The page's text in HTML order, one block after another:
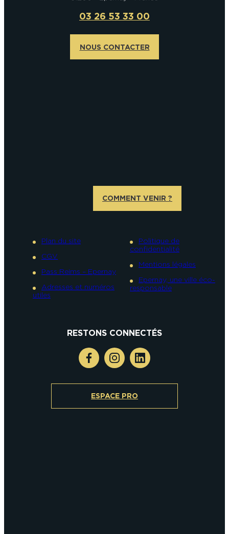
03 26 53 33 00
NOUS CONTACTER
COMMENT VENIR ?
Plan du site
CGV
Pass Reims – Epernay
Adresses et numéros
utiles
Politique de
confidentialité
Mentions légales
Epernay, une ville éco-
responsable
RESTONS CONNECTÉS
ESPACE PRO